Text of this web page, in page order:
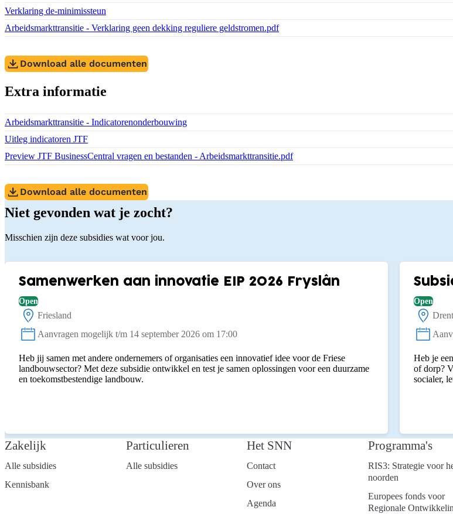
Download bestand:
Verklaring de-minimissteun
Download bestand:
Arbeidsmarkttransitie - Verklaring geen dekking reguliere geldstromen.pdf(PDF)
Download alle documenten
Extra informatie
Download bestand:
Arbeidsmarkttransitie - Indicatorenonderbouwing
Download bestand:
Uitleg indicatoren JTF
Download bestand:
Preview JTF BusinessCentral vragen en bestanden - Arbeidsmarkttransitie.pdf(PDF)
Download alle documenten
Niet gevonden wat je zocht?
Misschien zijn deze subsidies wat voor jou.
Samenwerken aan innovatie EIP 2026 Fryslân
Open
Locatie:
Friesland
Status:
Aanvragen mogelijk t/m 14 september 2026 om 17:00
Heb jij samen met andere ondernemers of organisaties een innovatief idee voor de Friese
landbouwsector? Met deze subsidie ontwikkel en test je samen oplossingen voor een duurzame
en toekomstbestendige landbouw.
Open
Heb je
of dorp?
socialer,
Zakelijk
Alle subsidies
Kennisbank
Particulieren
Alle subsidies
Het SNN
Contact
Over ons
Agenda
Programma's
RIS3: Strategie voor
noorden
Europees fonds voor
Regionale